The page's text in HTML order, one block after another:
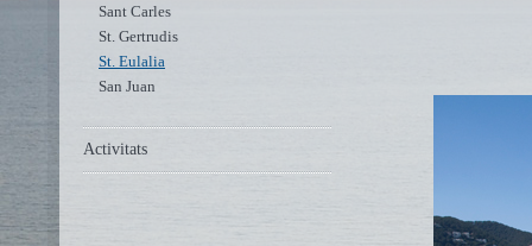
Sant Carles
St. Gertrudis
St. Eulalia
San Juan
Activitats